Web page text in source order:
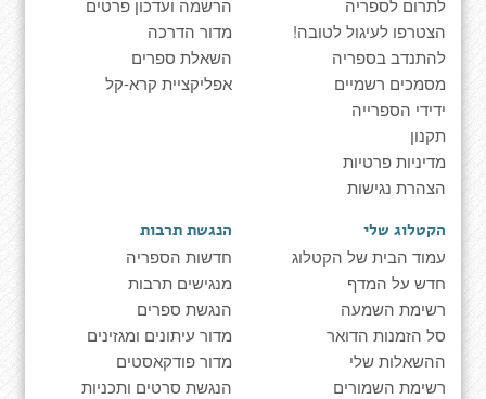
הצטרפו לעיגול לטובה!
להתנדב בספריה
מסמכים רשמיים
ידידי הספרייה
תקנון
מדיניות פרטיות
הצהרת נגישות
מדור הדרכה
השאלת ספרים
אפליקציית קרא-קל
הקטלוג שלי
עמוד הבית של הקטלוג
חדש על המדף
רשימת השמעה
סל הזמנות הדואר
ההשאלות שלי
רשימת השמורים
הנגשת תרבות
חדשות הספריה
מנגישים תרבות
הנגשת ספרים
מדור עיתונים ומגזינים
מדור פודקאסטים
הנגשת סרטים ותכניות